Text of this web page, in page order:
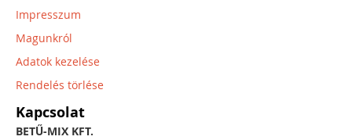
Impresszum
Magunkról
Adatok kezelése
Rendelés törlése
Kapcsolat
BETŰ-MIX KFT.